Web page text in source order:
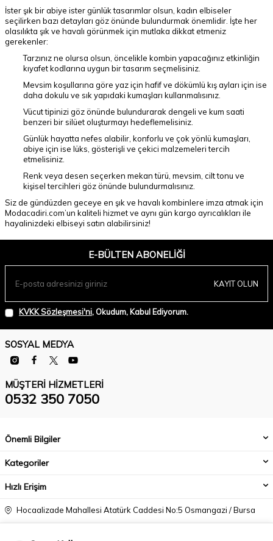
İster şık bir abiye ister günlük tasarımlar olsun, kadın elbiseler
seçilirken bazı detayları göz önünde bulundurmak önemlidir. İşte her
olasılıkta şık ve havalı görünmek için mutlaka dikkat etmeniz
gerekenler:
Tarzınız ne olursa olsun, öncelikle kombin yapacağınız etkinliğin
kıyafet kodlarına uygun bir tasarım seçmelisiniz.
Mevsim koşullarına göre yaz için hafif ve dökümlü kış ayları için ise
daha dokulu ve sık yapıdaki kumaşları kullanmalısınız.
Vücut tipinizi göz önünde bulundurarak dengeli ve kum saati
benzeri bir silüet oluşturmayı hedeflemelisiniz.
Günlük hayatta nefes alabilir, konforlu ve çok yönlü kumaşları,
abiye için ise lüks, gösterişli ve çekici malzemeleri tercih
etmelisiniz.
Renk veya desen seçerken mekan türü, mevsim, cilt tonu ve
kişisel tercihleri göz önünde bulundurmalısınız.
Siz de gündüzden geceye en şık ve havalı kombinlere imza atmak için
Modacadiri.com’un kaliteli hizmet ve aynı gün kargo ayrıcalıkları ile
hayalinizdeki elbiseyi satın alabilirsiniz!
E-BÜLTEN ABONELIĞI
KAYIT OLUN
KVKK Sözleşmesi'ni, Okudum, Kabul Ediyorum.
SOSYAL MEDYA
MÜŞTERI HIZMETLERI
0532 350 7050
Önemli Bilgiler
Kategoriler
Hızlı Erişim
Hocaalizade Mahallesi Atatürk Caddesi No:5 Osmangazi / Bursa